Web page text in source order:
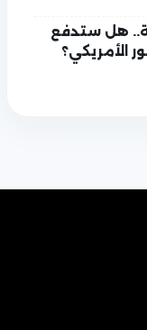
هل ستدفع
الأمريكي؟